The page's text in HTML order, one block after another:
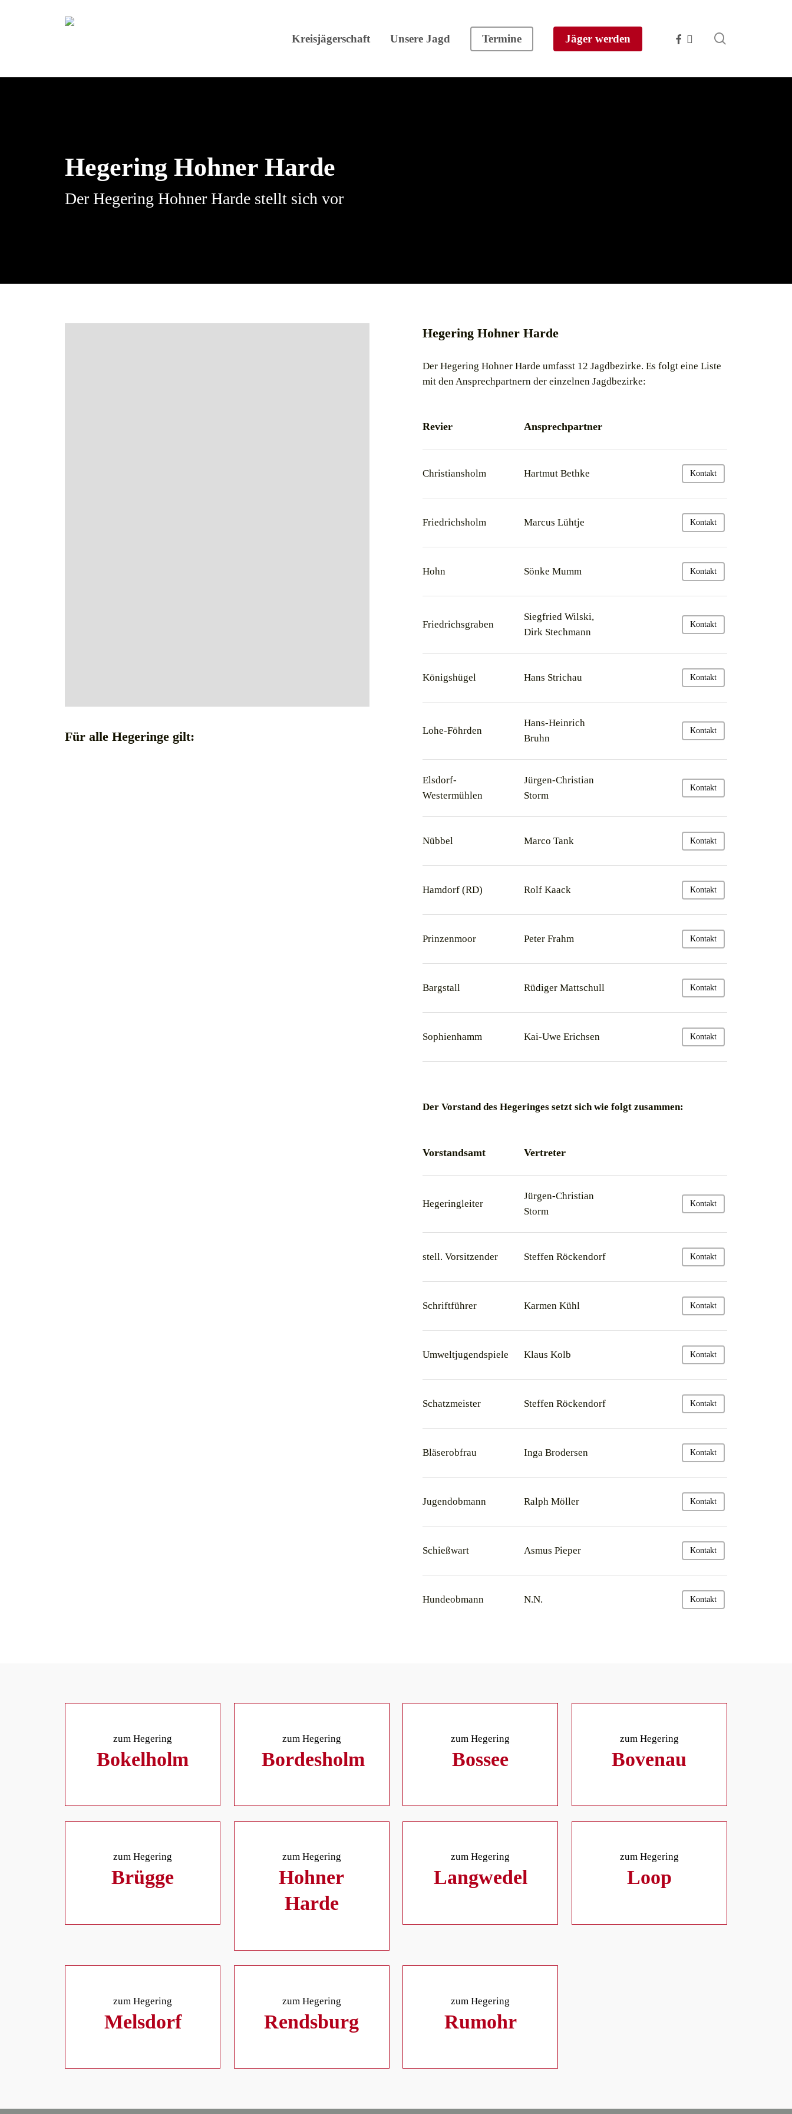
Kreisjägerschaft Unsere Jagd Termine Jäger werden facebook
instagram
Hegering Hohner Harde
Der Hegering Hohner Harde stellt sich vor
Für alle Hegeringe gilt:
Hegering Hohner Harde
Der Hegering Hohner Harde umfasst 12 Jagdbezirke. Es folgt eine Liste
mit den Ansprechpartnern der einzelnen Jagdbezirke:
Revier Ansprechpartner
Christiansholm Hartmut Bethke Kontakt
Friedrichsholm Marcus Lühtje Kontakt
Hohn Sönke Mumm Kontakt
Friedrichsgraben
Siegfried Wilski,
Dirk Stechmann
Kontakt
Königshügel Hans Strichau Kontakt
Lohe-Föhrden
Hans-Heinrich
Bruhn
Kontakt
Elsdorf-
Westermühlen
Jürgen-Christian
Storm
Kontakt
Nübbel Marco Tank Kontakt
Hamdorf (RD) Rolf Kaack Kontakt
Prinzenmoor Peter Frahm Kontakt
Bargstall Rüdiger Mattschull Kontakt
Sophienhamm Kai-Uwe Erichsen Kontakt
Der Vorstand des Hegeringes setzt sich wie folgt zusammen:
Vorstandsamt Vertreter
Hegeringleiter
Jürgen-Christian
Storm
Kontakt
stell. Vorsitzender Steffen Röckendorf Kontakt
Schriftführer Karmen Kühl Kontakt
Umweltjugendspiele Klaus Kolb Kontakt
Schatzmeister Steffen Röckendorf Kontakt
Bläserobfrau Inga Brodersen Kontakt
Jugendobmann Ralph Möller Kontakt
Schießwart Asmus Pieper Kontakt
Hundeobmann N.N. Kontakt
zum Hegering
Bokelholm
zum Hegering
Bordesholm
zum Hegering
Bossee
zum Hegering
Bovenau
zum Hegering
Brügge
zum Hegering
Hohner
Harde
zum Hegering
Langwedel
zum Hegering
Loop
zum Hegering
Melsdorf
zum Hegering
Rendsburg
zum Hegering
Rumohr